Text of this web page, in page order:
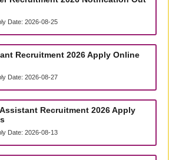
Date: 2026-08-25
Recruitment 2026 Apply Online
Date: 2026-08-27
Recruitment 2026 Apply
Date: 2026-08-13